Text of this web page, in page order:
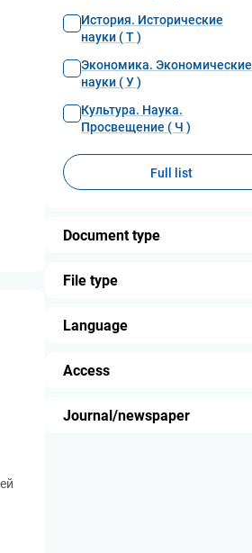
История. Исторические
науки ( Т )
Экономика. Экономические
науки ( У )
Культура. Наука.
Просвещение ( Ч )
Full list
Document type
File type
Language
Access
Journal/newspaper